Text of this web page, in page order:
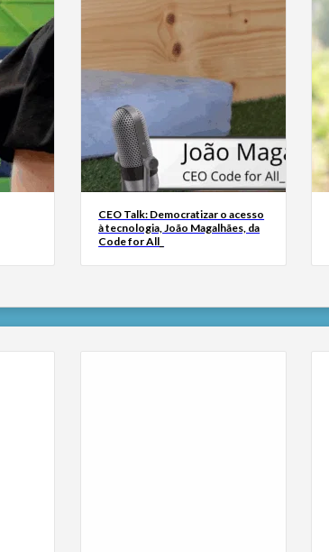
CEO Talk: Democratizar o acesso
à tecnologia, João Magalhães, da
Code for All_